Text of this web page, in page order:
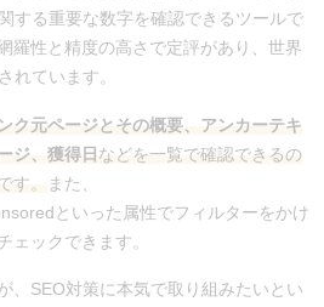
する重要な数字を確認できるツールで
羅性と精度の高さで定評があり、世界
れています。
ク元ページとその概要、アンカーテキ
ジ、獲得日 などを一覧で確認できるの
す。
また、
といった属性でフィルターをかけ
ェックできます。
、SEO対策に本気で取り組みたいとい